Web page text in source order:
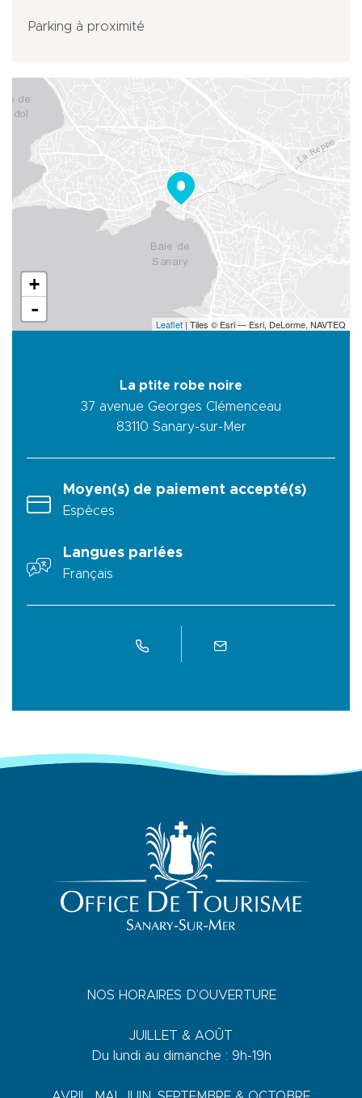
Parking à proximité
+
-
Leaflet | Tiles © Esri — Esri, DeLorme, NAVTEQ
La ptite robe noire
37 avenue Georges Clémenceau
83110 Sanary-sur-Mer
Moyen(s) de paiement accepté(s)
Espèces
Langues parlées
Français
NOS HORAIRES D’OUVERTURE
JUILLET & AOÛT
Du lundi au dimanche : 9h-19h